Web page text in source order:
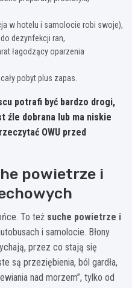
w hotelu i samolocie robi swoje),
dezynfekcji ran,
łagodzący oparzenia
pobyt plus zapas.
potrafi być bardzo drogi,
źle dobrana lub ma niskie
OWU przed
powietrze i
To też suche powietrze i
i samolocie. Błony
przez co stają się
są przeziębienia, ból gardła,
nad morzem”, tylko od